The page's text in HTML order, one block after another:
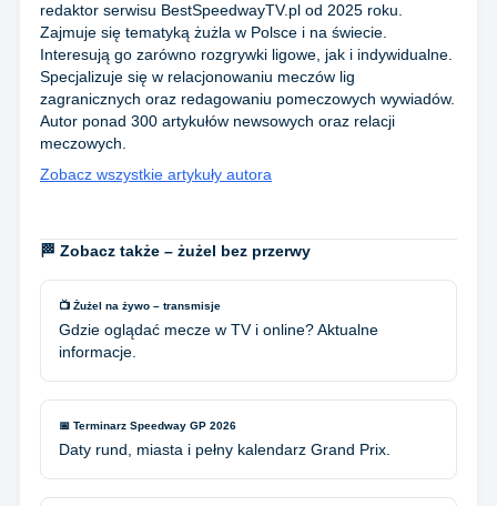
redaktor serwisu BestSpeedwayTV.pl od 2025 roku.
Zajmuje się tematyką żużla w Polsce i na świecie.
Interesują go zarówno rozgrywki ligowe, jak i indywidualne.
Specjalizuje się w relacjonowaniu meczów lig
zagranicznych oraz redagowaniu pomeczowych wywiadów.
Autor ponad 300 artykułów newsowych oraz relacji
meczowych.
Zobacz wszystkie artykuły autora
🏁 Zobacz także – żużel bez przerwy
📺 Żużel na żywo – transmisje
Gdzie oglądać mecze w TV i online? Aktualne
informacje.
📅 Terminarz Speedway GP 2026
Daty rund, miasta i pełny kalendarz Grand Prix.